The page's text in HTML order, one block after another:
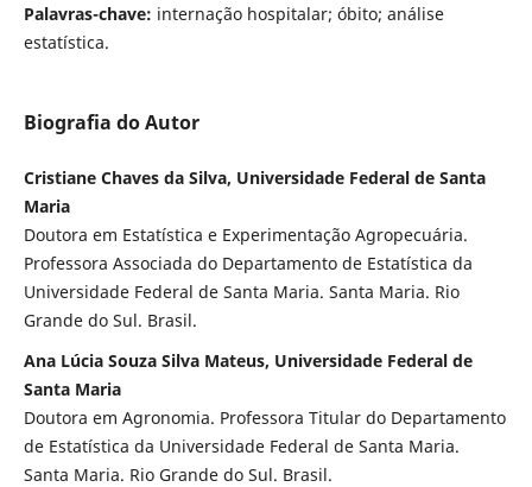
Palavras-chave: internação hospitalar; óbito; análise
estatística.
Biografia do Autor
Cristiane Chaves da Silva, Universidade Federal de Santa
Maria
Doutora em Estatística e Experimentação Agropecuária.
Professora Associada do Departamento de Estatística da
Universidade Federal de Santa Maria. Santa Maria. Rio
Grande do Sul. Brasil.
Ana Lúcia Souza Silva Mateus, Universidade Federal de
Santa Maria
Doutora em Agronomia. Professora Titular do Departamento
de Estatística da Universidade Federal de Santa Maria.
Santa Maria. Rio Grande do Sul. Brasil.